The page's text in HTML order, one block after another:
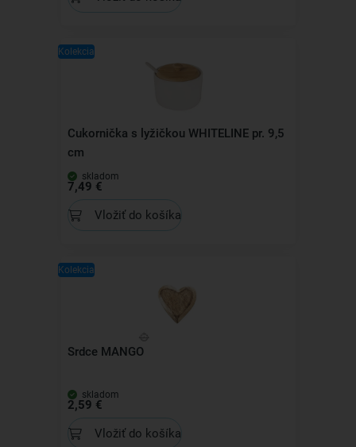
Kolekcia
Cukornička s lyžičkou WHITELINE pr. 9,5
cm
skladom
7,49 €
Vložiť do košíka
Kolekcia
Srdce MANGO
skladom
2,59 €
Vložiť do košíka